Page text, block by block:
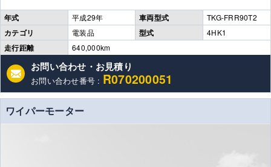
年式 平成29年 車両型式 TKG-FRR90T2
カテゴリ 電装品 型式 4HK1
走行距離 640,000km
お問い合わせ・お見積り
お問い合わせ番号 : R070200051
ワイパーモーター